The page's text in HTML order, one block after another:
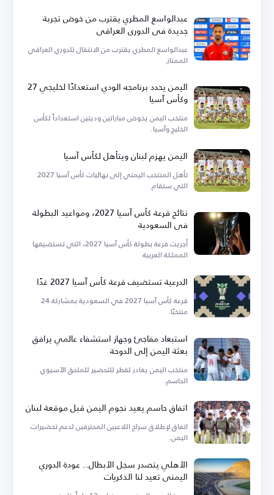
عبدالواسع المطري يقترب من خوض تجربة
جديدة في الدوري العراقي
عبدالواسع المطري يقترب من الانتقال للدوري العراقي
الممتاز.
اليمن يحدد برنامجه الودي استعدادًا لخليجي 27
وكأس آسيا
منتخب اليمن يخوض مباراتين وديتين استعداداً لكأس
الخليج وآسيا.
اليمن يهزم لبنان ويتأهل لكأس آسيا
تأهل المنتخب اليمني إلى نهائيات كأس آسيا 2027
التي ستقام
نتائج قرعة كأس آسيا 2027، ومواعيد البطولة
في السعودية
أُجريت قرعة بطولة كأس آسيا 2027، التي تستضيفها
المملكة العربية
الدرعية تستضيف قرعة كأس آسيا 2027 غدًا
قرعة كأس آسيا 2027 في السعودية بمشاركة 24
منتخبًا.
استبعاد مفاجئ وجهاز استشفاء عالمي يرافق
بعثة اليمن إلى الدوحة
منتخب اليمن يغادر لقطر للتحضير للملحق الآسيوي
الحاسم.
اتفاق حاسم يعيد نجوم اليمن قبل موقعة لبنان
اتفاق لإطلاق سراح اللاعبين المحترفين لدعم تحضيرات
اليمن.
الأهلي يتصدر سجل الأبطال.. عودة الدوري
اليمني تعيد لنا الذكريات